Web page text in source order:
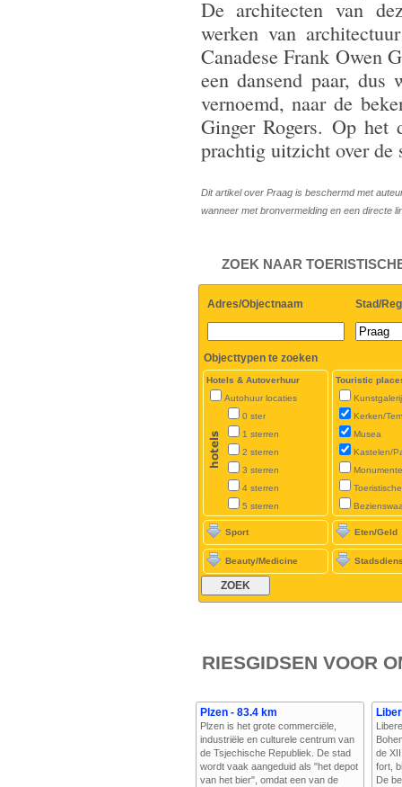
De architecten van
werken van
Canadese Frank Owen
een dansend paar,
vernoemd, naar de
Ginger Rogers. Op het
prachtig uitzicht over de
Dit artikel over Praag is beschermd met
wanneer met bronvermelding en een directe
ZOEK NAAR
Adres/Objectnaam Stad/
Objecttypen te zoeken
Hotels & Autoverhuur
Autohuur locaties
0 ster
1 sterren
2 sterren
3 sterren
4 sterren
5 sterren
Touristic
Kerken/
Musea
Kastelen/
Sport Eten/Geld
Beauty/Medicine
RIESGIDSEN VOOR
Plzen - 83.4 km
Plzen is het grote commerciële,
industriële en culturele centrum van
de Tsjechische Republiek. De stad
wordt vaak aangeduid als "het depot
van het bier", omdat een van de
de
fort,
De